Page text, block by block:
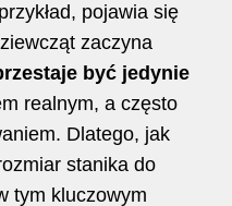
pojawia się
zaczyna
być jedynie
realnym, a często
Dlatego, jak
stanika do
tym kluczowym